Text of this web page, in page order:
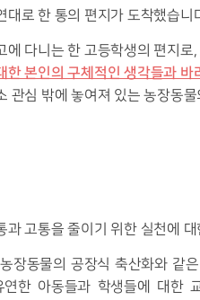
대로 한 통의 편지가 도착했습니
에 다니는 한 고등학생의 편지로,
한 본인의 구체적인 생각들과 바
관심 밖에 놓여져 있는 농장동
과 고통을 줄이기 위한 실천에
장동물의 공장식 축산화와 같
연한 아동들과 학생들에 대한